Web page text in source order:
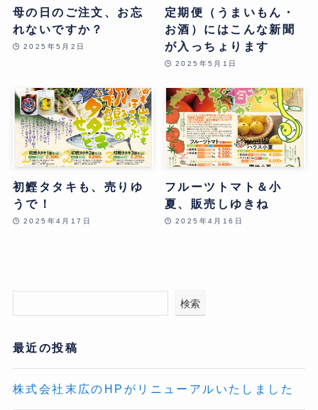
母の日のご注文、お忘
れないですか？
2025年5月2日
定期便（うまいもん・
お酒）にはこんな新聞
が入っちょります
2025年5月1日
初鰹タタキも、売りゆ
うで！
2025年4月17日
フルーツトマト＆小
夏、販売しゆきね
2025年4月16日
検索
最近の投稿
株式会社末広のHPがリニューアルいたしました